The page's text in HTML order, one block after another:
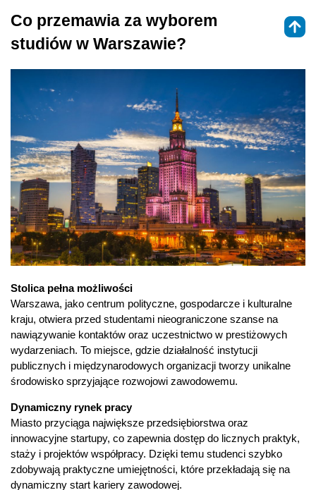
Co przemawia za wyborem
studiów w Warszawie?
Stolica pełna możliwości
Warszawa, jako centrum polityczne, gospodarcze i kulturalne
kraju, otwiera przed studentami nieograniczone szanse na
nawiązywanie kontaktów oraz uczestnictwo w prestiżowych
wydarzeniach. To miejsce, gdzie działalność instytucji
publicznych i międzynarodowych organizacji tworzy unikalne
środowisko sprzyjające rozwojowi zawodowemu.
Dynamiczny rynek pracy
Miasto przyciąga największe przedsiębiorstwa oraz
innowacyjne startupy, co zapewnia dostęp do licznych praktyk,
staży i projektów współpracy. Dzięki temu studenci szybko
zdobywają praktyczne umiejętności, które przekładają się na
dynamiczny start kariery zawodowej.